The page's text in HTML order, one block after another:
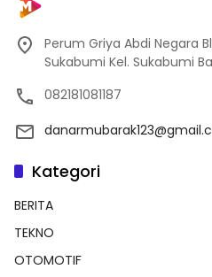
Perum Griya Abdi Negara
Sukabumi Kel. Sukabumi
082181081187
Kategori
BERITA
TEKNO
OTOMOTIF